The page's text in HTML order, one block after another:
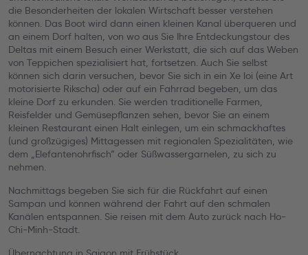
die Besonderheiten der lokalen Wirtschaft besser verstehen
können. Das Boot wird dann einen kleinen Kanal überqueren und
an einem Dorf halten, von wo aus Sie Ihre Entdeckungstour des
Deltas mit einem Besuch einer Werkstatt, die sich auf das Weben
von Teppichen spezialisiert hat, fortsetzen. Auch Sie selbst
können sich darin versuchen, bevor Sie sich in ein Xe loi (eine Art
motorisierte Rikscha) oder auf ein Fahrrad begeben, um das
kleine Dorf zu erkunden. Sie werden traditionelle Farmen,
Reisfelder und Gemüsepflanzen sehen, bevor Sie an einem
kleinen Restaurant einen Halt einlegen, um ein schmackhaftes
(und großzügiges) Mittagessen mit regionalen Spezialitäten, wie
dem „Elefantenohrfisch“ oder Süßwassergarnelen, zu sich zu
nehmen.
Nachmittags begeben Sie sich für die Rückfahrt auf einen
Sampan und können während der Fahrt auf den schmalen
Kanälen entspannen. Sie reisen mit dem Auto zurück nach Ho-
Chi-Minh-Stadt.